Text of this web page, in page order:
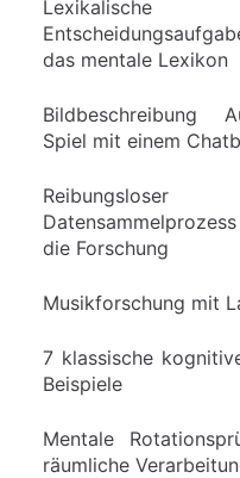
Lexikalische
das mentale Lexikon
Bildbeschreibung
Spiel mit einem
Reibungsloser
die Forschung
Musikforschung mit
7 klassische
Beispiele
Mentale
räumliche